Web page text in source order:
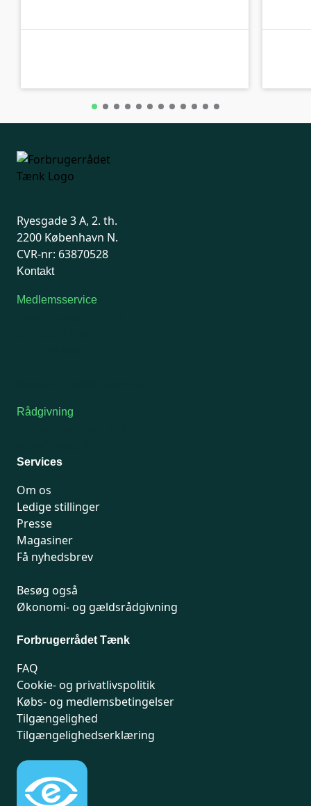
Ryesgade 3 A, 2. th.
2200 København N.
CVR-nr: 63870528
Kontakt
Medlemsservice
Rådgivning
Services
Om os
Ledige stillinger
Presse
Magasiner
Få nyhedsbrev
Besøg også
Økonomi- og gældsrådgivning
Forbrugerrådet Tænk
FAQ
Cookie- og privatlivspolitik
Købs- og medlemsbetingelser
Tilgængelighed
Tilgængelighedserklæring